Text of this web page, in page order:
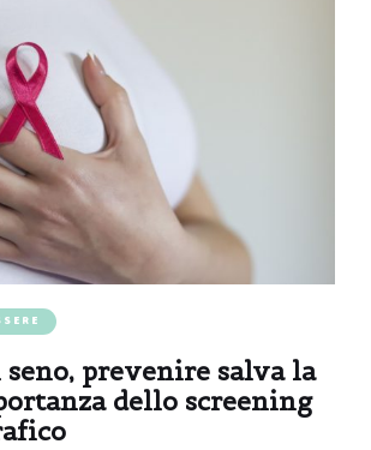
seno, prevenire salva la
dello screening